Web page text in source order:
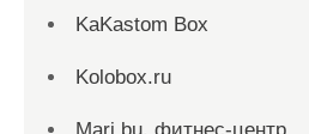
KaKastom Box
Kolobox.ru